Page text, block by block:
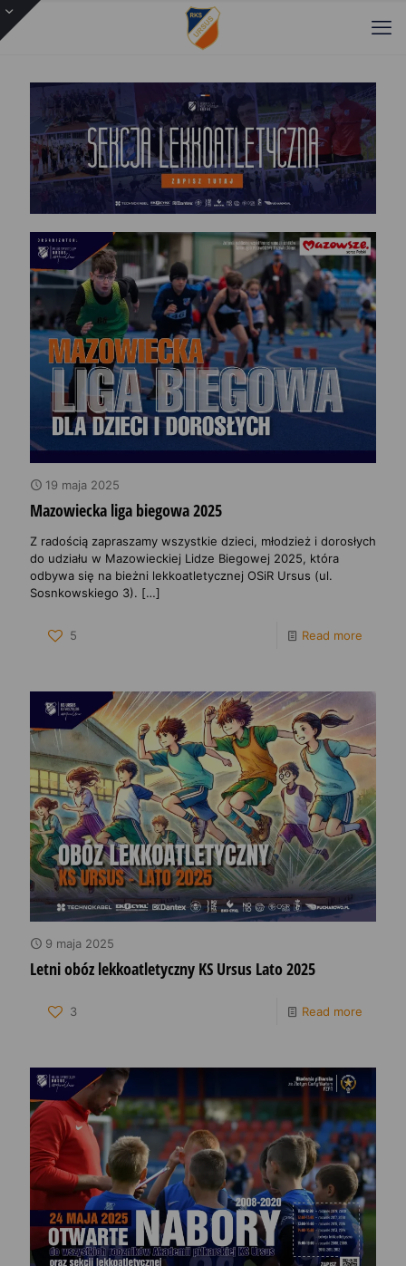
19 maja 2025
Mazowiecka liga biegowa 2025
Z radością zapraszamy wszystkie dzieci, młodzież i dorosłych
do udziału w Mazowieckiej Lidze Biegowej 2025, która
odbywa się na bieżni lekkoatletycznej OSiR Ursus (ul.
Sosnkowskiego 3). […]
5 Read more
9 maja 2025
Letni obóz lekkoatletyczny KS Ursus Lato 2025
3 Read more